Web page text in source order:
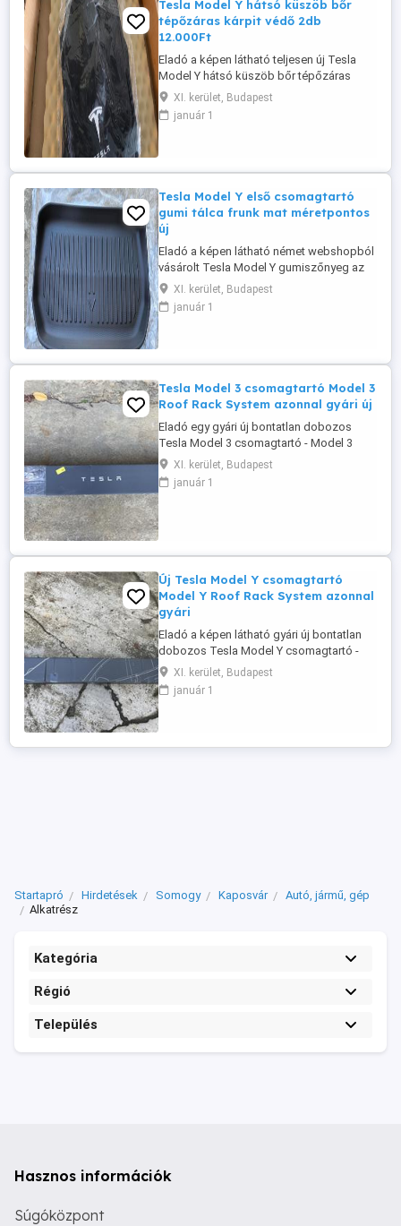
Tesla Model Y hátsó küszöb bőr
tépőzáras kárpit védő 2db
12.000Ft
Eladó a képen látható teljesen új Tesla
Model Y hátsó küszöb bőr tépőzáras
kárpit védő 2db 12.000Ft ért. Nagyon
hasznos, mert könnyen takarítható és
megvédi a kárpitot a hátsó ülés sor
esetén más Tesla kiegészítő is
megoldható ...
XI. kerület, Budapest
január 1
Tesla Model Y első csomagtartó
gumi tálca frunk mat méretpontos
új
Eladó a képen látható német webshopból
vásárolt Tesla Model Y gumiszőnyeg az
első csomagtartóba (frunk) jó minőségi
méretpontos. teljesen új nem volt
használva. Az ára 19.000Ft. Igény esetén
Készletről azonnal elérhető. Igény esetén
XI. kerület, Budapest
január 1
Tesla Model 3 csomagtartó Model 3
Roof Rack System azonnal gyári új
Eladó egy gyári új bontatlan dobozos
Tesla Model 3 csomagtartó - Model 3
tetőcsomagtartó- Model 3 Roof Rack
System - 1128114-00-C. Azonnal elérhető
nem kell rá várni. Igény esetén más gyári
es ...
XI. kerület, Budapest
január 1
Új Tesla Model Y csomagtartó
Model Y Roof Rack System azonnal
gyári
Eladó a képen látható gyári új bontatlan
dobozos Tesla Model Y csomagtartó -
Model Y tetőcsomagtartó- Model Y Roof
Rack System - 1518236-00-B. Azonnal
elérhető nem kell rá várni. Igény esetén
bérlése is megoldható (van egy saját
XI. kerület, Budapest
január 1
Startapró Hirdetések Somogy Kaposvár
Autó, jármű, gép
Alkatrész
Kategória
Régió
Település
Hasznos információk
Súgóközpont